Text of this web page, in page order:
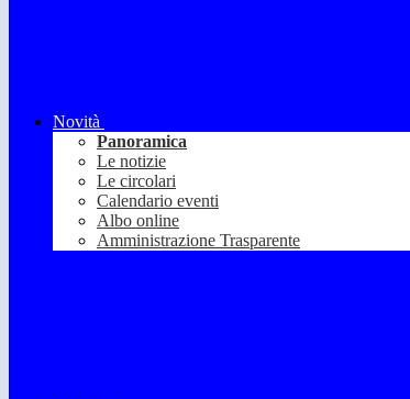
Novità
Panoramica
Le notizie
Le circolari
Calendario eventi
Albo online
Amministrazione Trasparente